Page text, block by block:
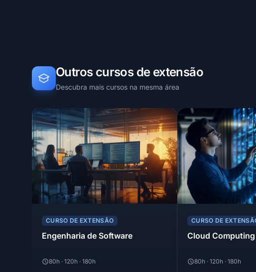
Outros cursos de extensão
Descubra mais cursos na mesma área
CURSO DE EXTENSÃO
Engenharia de Software
80h · 120h · 180h
CURSO DE
Cloud Computing
80h · 120h · 180h